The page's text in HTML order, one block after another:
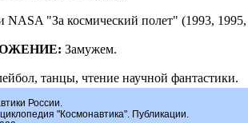
NASA "За космический полет" (1993, 1995,
Замужем.
танцы, чтение научной фантастики.
России.
"Космонавтика". Публикации.